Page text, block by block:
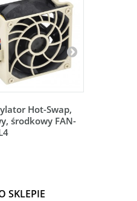
Hot-Swap,
środkowy FAN-
SKLEPIE